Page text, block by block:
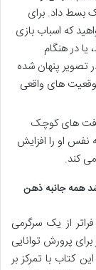
بسط داد. برای
که اسباب بازی
در هنگام
تصویر پنهان شده
های واقعی
های کوچک
او را افزایش
کند.
همه جانبه ذهن
فراتر از یک سرگرمی
برای پرورش توانایی